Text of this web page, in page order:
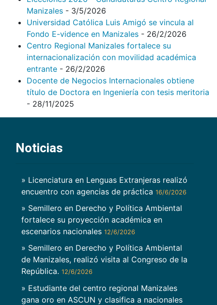
Manizales - 3/5/2026
Universidad Católica Luis Amigó se vincula al
Fondo E-vidence en Manizales - 26/2/2026
Centro Regional Manizales fortalece su
internacionalización con movilidad académica
entrante - 26/2/2026
Docente de Negocios Internacionales obtiene
título de Doctora en Ingeniería con tesis meritoria
- 28/11/2025
Noticias
» Licenciatura en Lenguas Extranjeras realizó
encuentro con agencias de práctica 16/6/2026
» Semillero en Derecho y Política Ambiental
fortalece su proyección académica en
escenarios nacionales 12/6/2026
» Semillero en Derecho y Política Ambiental
de Manizales, realizó visita al Congreso de la
República. 12/6/2026
» Estudiante del centro regional Manizales
gana oro en ASCUN y clasifica a nacionales